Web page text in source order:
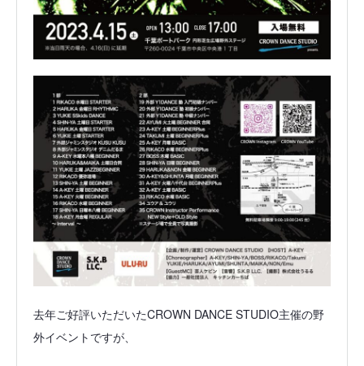
去年ご好評いただいたCROWN DANCE STUDIO主催の野
外イベントですが、